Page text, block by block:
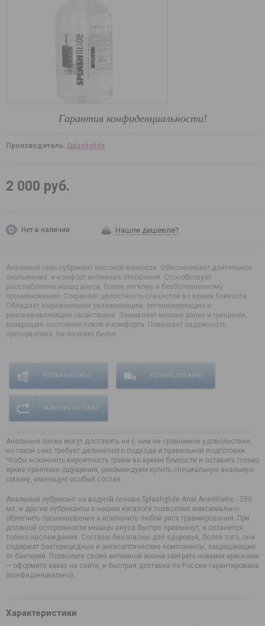
Гарантия конфиденциальности!
Производитель: Splashglide
2 000 руб.
Нет в наличии Нашли дешевле?
Анальный гель-лубрикант высокой вязкости. Обеспечивает длительное
скольжение и комфорт интимных отношений. Способствует
расслаблению мышц ануса, более легкому и безболезненному
проникновению. Сохраняет целостность слизистой во время близости.
Обладает выраженными увлажняющим, регенерирующим и
ранозаживляющим свойствами. Заживляет мелкие ранки и трещинки,
возвращая состояние покоя и комфорта. Повышает надежность
презерватива. Не пачкает белье.
УСЛОВИЯ ОПЛАТЫ УСЛОВИЯ ДОСТАВКИ
ГАРАНТИЯ НА ТОВАР
Анальные ласки могут доставить ни с чем не сравнимое удовольствие,
но такой секс требует деликатного подхода и правильной подготовки.
Чтобы исключить вероятность травм во время близости и оставить только
яркие приятные ощущения, рекомендуем купить специальную анальную
смазку, имеющую особый состав.
Анальный лубрикант на водной основе Splashglide Anal Anesthetic - 250
мл. и другие лубриканты в нашем каталоге позволяют максимально
облегчить проникновение и исключить любой риск травмирования. При
должной осторожности мышцы ануса быстро привыкнут, и останется
только наслаждение. Составы безопасны для здоровья, более того, они
содержат бактерицидные и антисептические компоненты, защищающие
от бактерий. Позвольте своей интимной жизни заиграть новыми красками
— оформите заказ на сайте, и быстрая доставка по России гарантирована
(конфиденциально).
Характеристики